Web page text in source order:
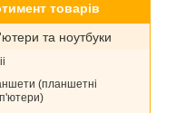
товарів
та ноутбуки
(планшетні